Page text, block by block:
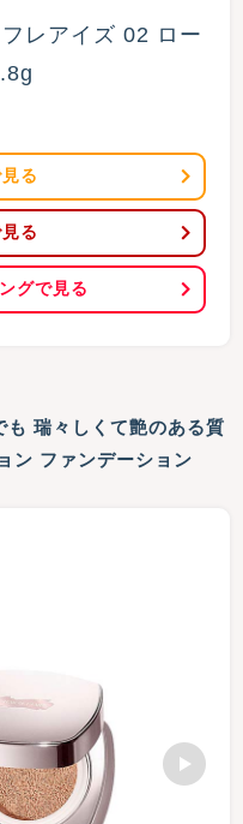
レアイズ 02 ロー
る
る
グで見る
も 瑞々しくて艶のある質
ン ファンデーション